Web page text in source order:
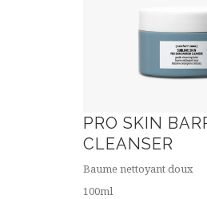
PRO SKIN
CLEANSER
Baume nettoyant doux
100ml